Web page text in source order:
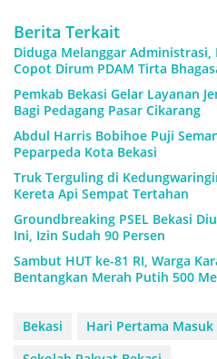
Berita Terkait
Diduga Melanggar
Copot Dirum PDAM Tirta
Pemkab Bekasi Gelar Layanan
Bagi Pedagang Pasar Cikarang
Abdul Harris Bobihoe Puji
Peparpeda Kota Bekasi
Truk Terguling di
Kereta Api Sempat Tertahan
Groundbreaking PSEL Bekasi
Ini, Izin Sudah 90 Persen
Sambut HUT ke-81 RI, Warga
Bentangkan Merah Putih 500
Bekasi
Hari Pertama Masuk